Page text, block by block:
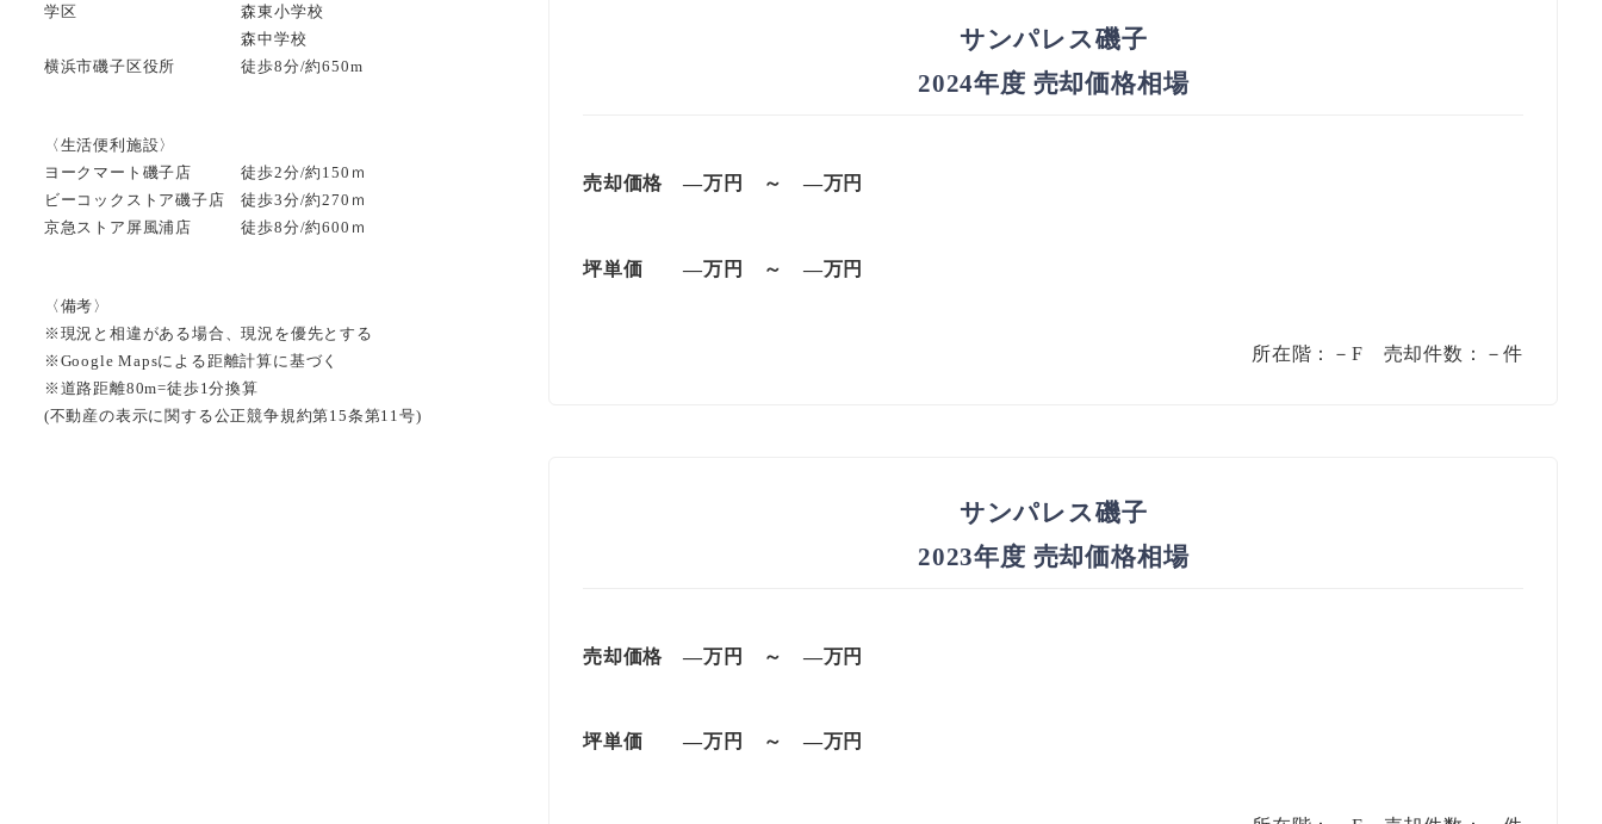
学区 森東小学校
森中学校
横浜市磯子区役所 徒歩8分/約650m
〈生活便利施設〉
ヨークマート磯子店 徒歩2分/約150ｍ
ビーコックストア磯子店 徒歩3分/約270ｍ
京急ストア屏風浦店 徒歩8分/約600ｍ
〈備考〉
※現況と相違がある場合、現況を優先とする
※Google Mapsによる距離計算に基づく
※道路距離80m=徒歩1分換算
(不動産の表示に関する公正競争規約第15条第11号)
サンパレス磯子
2024年度 売却価格相場
売却価格 —万円 ～ —万円
坪単価—万円 ～ —万円
所在階：－F 売却件数：－件
サンパレス磯子
2023年度 売却価格相場
売却価格 —万円 ～ —万円
坪単価—万円 ～ —万円